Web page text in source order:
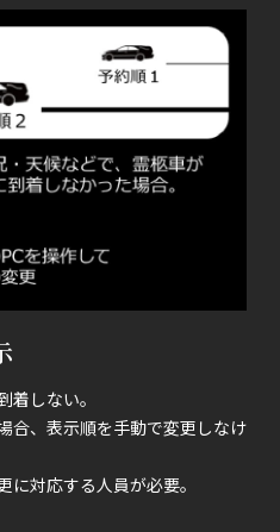
しない。
合、表示順を手動で変更しなけ
対応する人員が必要。